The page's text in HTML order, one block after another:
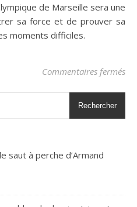
de Marseille sera une
sa force et de prouver sa
moments difficiles.
Commentaires fermés
Rechercher
saut à perche d’Armand